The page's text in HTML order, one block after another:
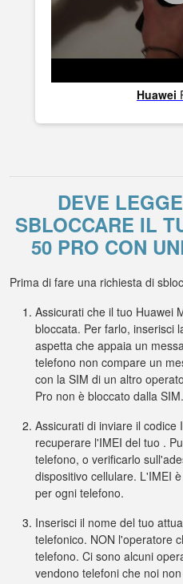
Huawei
DEVE
SBLOCCARE IL
50 PRO CON
Prima di fare una richiesta di
Assicurati che il tuo Huawei
bloccata. Per farlo, inserisci
aspetta che appaia un
telefono non compare un
con la SIM di un altro
Pro non è bloccato dalla SIM.
Assicurati di inviare il
recuperare l'IMEI del tuo .
telefono, o verificarlo
dispositivo cellulare. L'IMEI
per ogni telefono.
Inserisci il nome del tuo
telefonico. NON l'operatore
telefono. Ci sono alcuni
vendono telefoni che noi